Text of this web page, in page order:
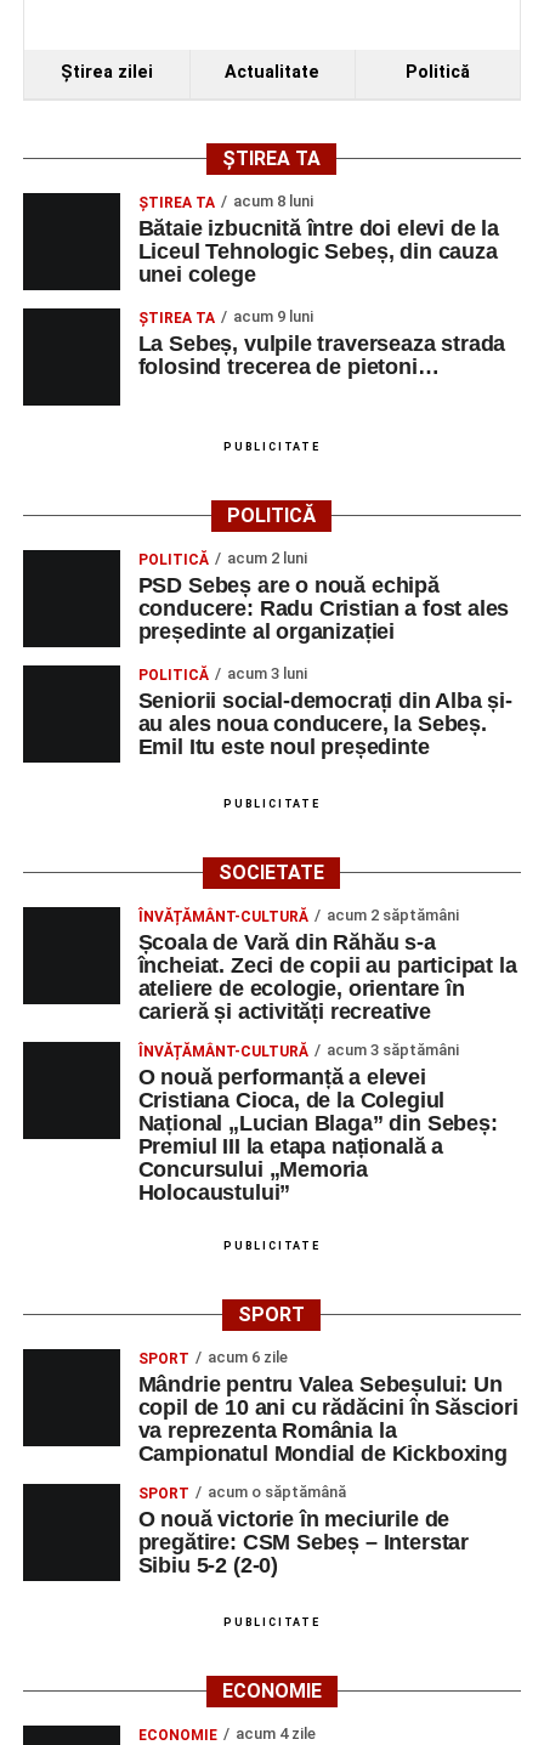
Ştirea zilei Actualitate Politică
ȘTIREA TA
ŞTIREA TA acum 8 luni
Bătaie izbucnită între doi elevi de la
Liceul Tehnologic Sebeș, din cauza
unei colege
ŞTIREA TA acum 9 luni
La Sebeș, vulpile traverseaza strada
folosind trecerea de pietoni…
PUBLICITATE
POLITICĂ
POLITICĂ acum 2 luni
PSD Sebeș are o nouă echipă
conducere: Radu Cristian a fost ales
președinte al organizației
POLITICĂ acum 3 luni
Seniorii social-democrați din Alba și-
au ales noua conducere, la Sebeș.
Emil Itu este noul președinte
PUBLICITATE
SOCIETATE
ÎNVĂȚĂMÂNT-CULTURĂ acum 2 săptămâni
Școala de Vară din Răhău s-a
încheiat. Zeci de copii au participat la
ateliere de ecologie, orientare în
carieră și activități recreative
ÎNVĂȚĂMÂNT-CULTURĂ acum 3 săptămâni
O nouă performanță a elevei
Cristiana Cioca, de la Colegiul
Național „Lucian Blaga” din Sebeș:
Premiul III la etapa națională a
Concursului „Memoria
Holocaustului”
PUBLICITATE
SPORT
SPORT acum 6 zile
Mândrie pentru Valea Sebeșului: Un
copil de 10 ani cu rădăcini în Săsciori
va reprezenta România la
Campionatul Mondial de Kickboxing
SPORT acum o săptămână
O nouă victorie în meciurile de
pregătire: CSM Sebeș – Interstar
Sibiu 5-2 (2-0)
PUBLICITATE
ECONOMIE
ECONOMIE acum 4 zile